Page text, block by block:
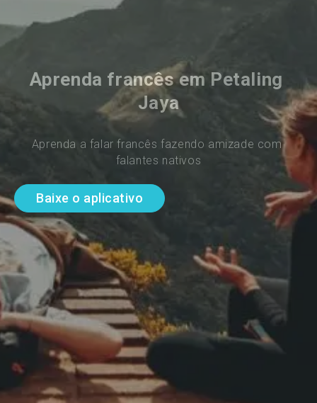
Aprenda francês em Petaling
Jaya
Aprenda a falar francês fazendo amizade com
falantes nativos
Baixe o aplicativo